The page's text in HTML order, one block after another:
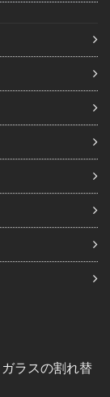
ラスの割れ替